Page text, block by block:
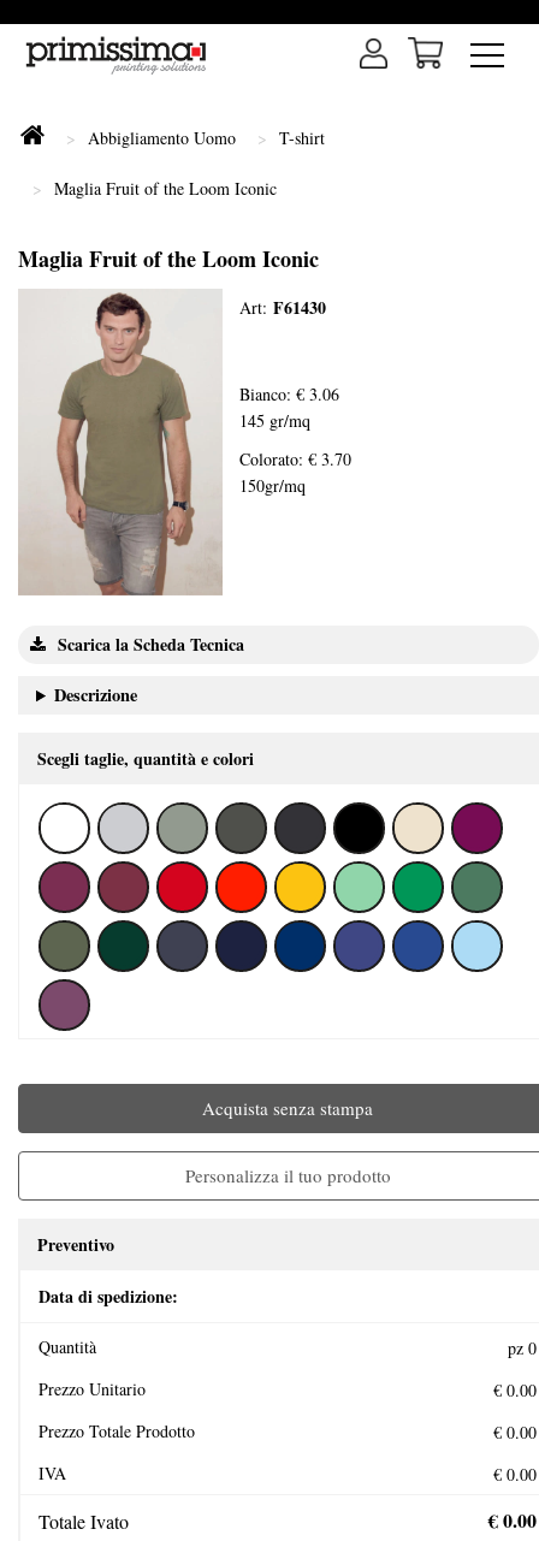
Abbigliamento Uomo T-shirt
Maglia Fruit of the Loom Iconic
Maglia Fruit of the Loom Iconic
Art: F61430
Bianco: € 3.06
145 gr/mq
Colorato: € 3.70
150gr/mq
Scarica la Scheda Tecnica
Descrizione
Scegli taglie, quantità e colori
Acquista senza stampa
Personalizza il tuo prodotto
Preventivo
Data di spedizione:
Quantità
Prezzo Unitario
Prezzo Totale Prodotto
IVA
Totale Ivato